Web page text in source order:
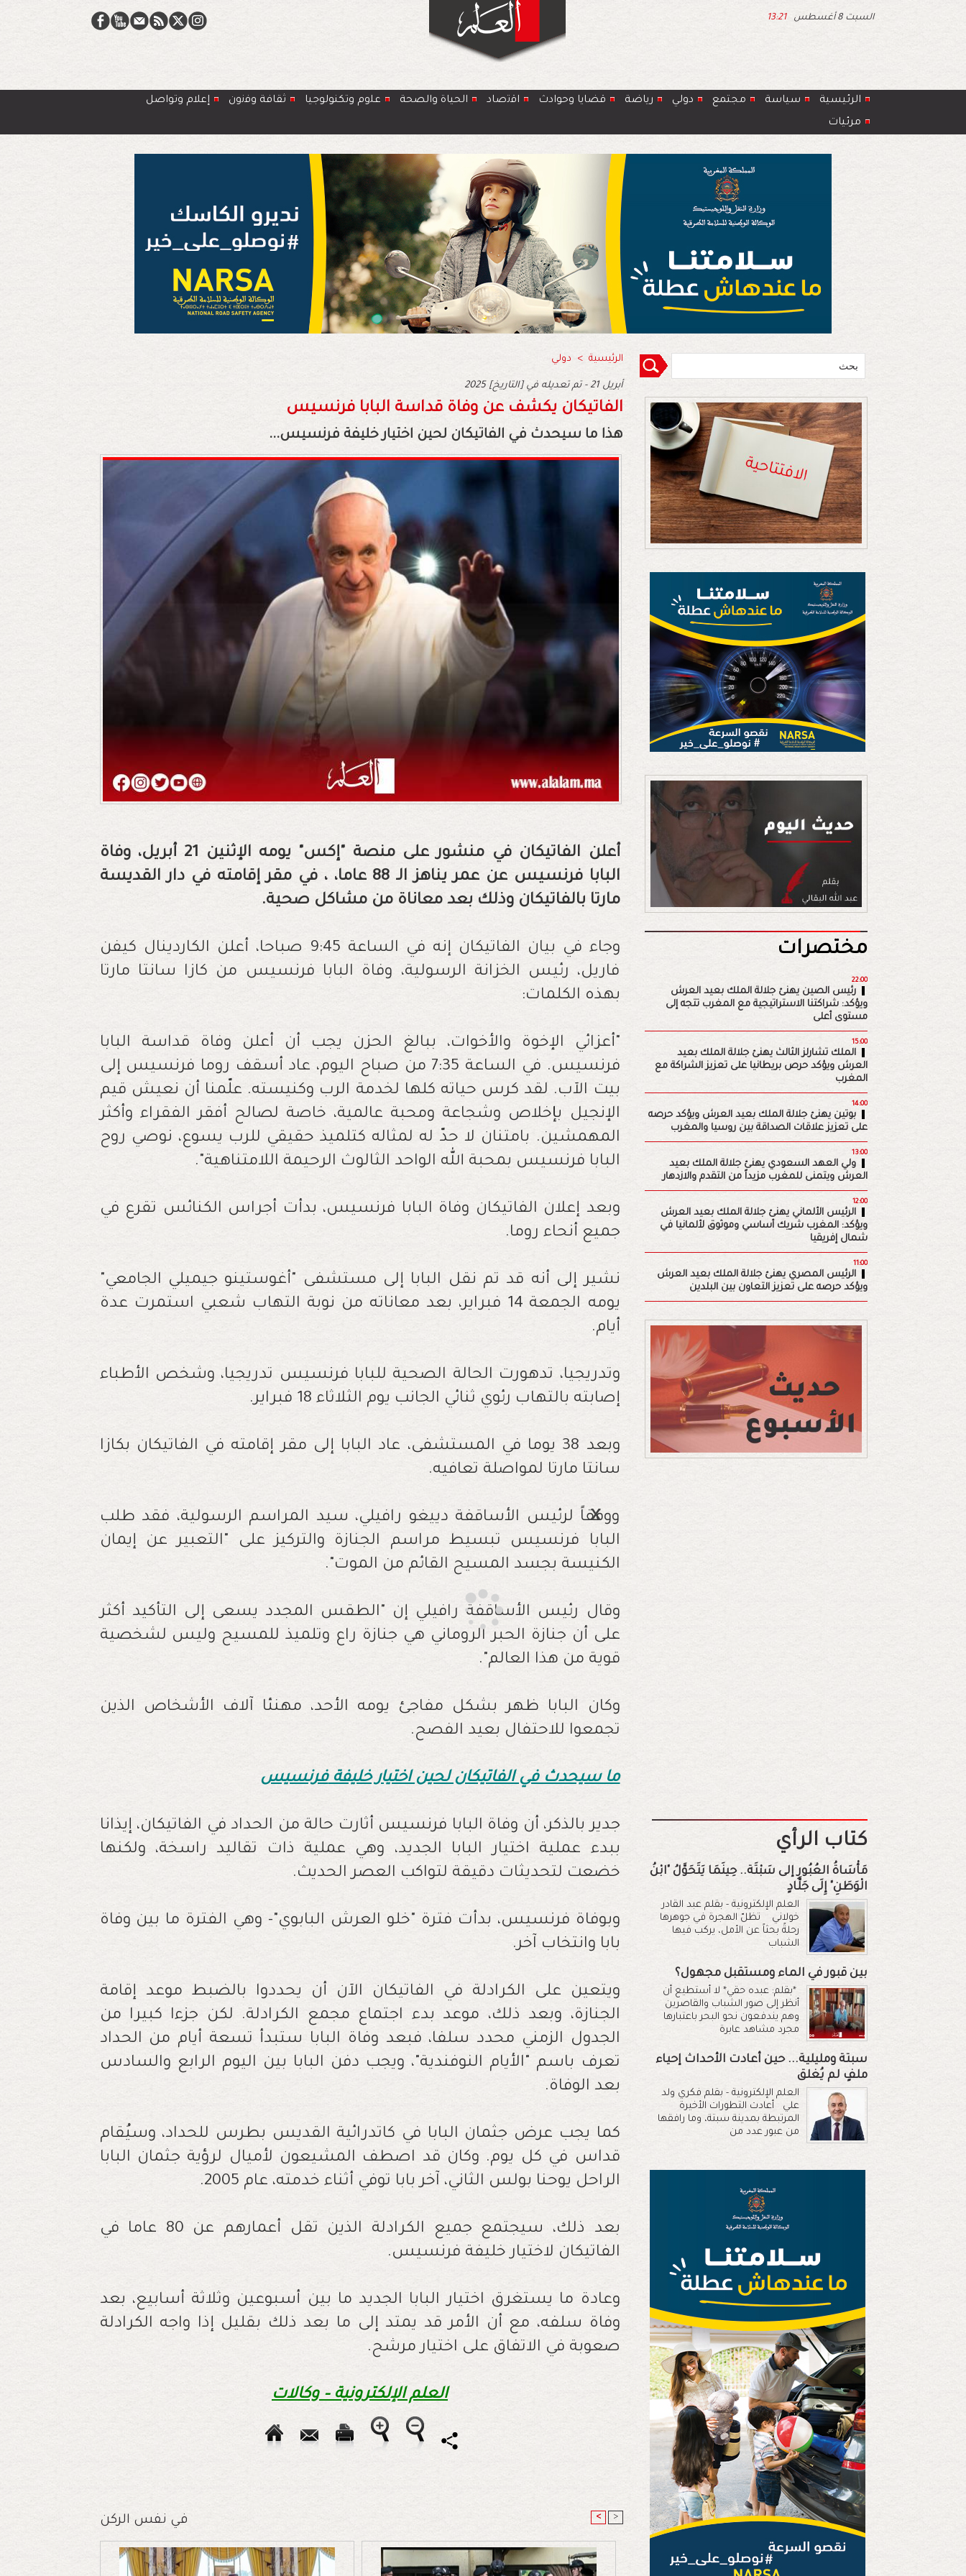
السبت 8 أغسطس 13:21
الرئيسية سياسة مجتمع دولي رياضة قضايا وحوادث اﻗﺗﺻﺎد الحياة والصحة ﻋﻠوم وتكنولوجيا ﺛﻘﺎﻓﺔ وﻓﻧون
إعلام وتواصل
مرئيات
الرئيسية > دولي
2025 أبريل 21 - تم تعديله في [التاريخ]
الفاتيكان يكشف عن وفاة قداسة البابا فرنسيس
هذا ما سيحدث في الفاتيكان لحين اختيار خليفة فرنسيس...
أعلن الفاتيكانفي منشور على منصة "إكس"
يومه الإثنين 21 أبريل، وفاة
البابا فرنسيس عن عمر يناهز الـ 88 عاما،
، في مقر إقامته في دار القديسة
مارتا بالفاتيكانوذلك بعد معاناة من مشاكل صحية.
وجاء في بيان الفاتيكان إنه في الساعة 9:45 صباحا، أعلن الكاردينال كيفن
فاريل، رئيس الخزانة الرسولية، وفاة البابا فرنسيس من كازا سانتا مارتا
بهذه الكلمات:
"أعزائي الإخوة والأخوات، ببالغ الحزن يجب أن أعلن وفاة قداسة البابا
فرنسيس. في الساعة 7:35 من صباح اليوم، عاد أسقف روما فرنسيس إلى
بيت الآب. لقد كرس حياته كلها لخدمة الرب وكنيسته. علّمنا أن نعيش قيم
الإنجيل بإخلاص وشجاعة ومحبة عالمية، خاصة لصالح أفقر الفقراء وأكثر
المهمشين. بامتنان لا حدّ له لمثاله كتلميذ حقيقي للرب يسوع، نوصي روح
البابا فرنسيس بمحبة الله الواحد الثالوث الرحيمة اللامتناهية".
وبعد إعلان الفاتيكان وفاة البابا فرنسيس، بدأت أجراس الكنائس تقرع في
جميع أنحاء روما.
نشير إلى أنه قد تم نقل البابا إلى مستشفى "أغوستينو جيميلي الجامعي"
يومه الجمعة 14 فبراير، بعد معاناته من نوبة التهاب شعبي استمرت عدة
أيام.
وتدريجيا، تدهورت الحالة الصحية للبابا فرنسيس تدريجيا، وشخص الأطباء
إصابته بالتهاب رئوي ثنائي الجانب يوم الثلاثاء 18 فبراير.
وبعد 38 يوما في المستشفى، عاد البابا إلى مقر إقامته في الفاتيكان بكازا
سانتا مارتا لمواصلة تعافيه.
ووفقاً لرئيس الأساقفة دييغو رافيلي، سيد المراسم الرسولية، فقد طلب
البابا فرنسيس تبسيط مراسم الجنازة والتركيز على "التعبير عن إيمان
الكنيسة بجسد المسيح القائم من الموت".
وقال رئيس الأساقفة رافيلي إن "الطقس المجدد يسعى إلى التأكيد أكثر
على أن جنازة الحبر الروماني هي جنازة راع وتلميذ للمسيح وليس لشخصية
قوية من هذا العالم".
وكان البابا ظهر بشكل مفاجئ يومه الأحد، مهنئا آلاف الأشخاص الذين
تجمعوا للاحتفال بعيد الفصح.
ما سيحدث في الفاتيكان لحين اختيار خليفةفرنسيس
جدير بالذكر، أن وفاة البابا فرنسيس أثارت حالة من الحداد في الفاتيكان، إيذانا
ببدء عملية اختيار البابا الجديد، وهي عملية ذات تقاليد راسخة، ولكنها
خضعت لتحديثات دقيقة لتواكب العصر الحديث.
وبوفاة فرنسيس، بدأت فترة "خلو العرش البابوي"- وهي الفترة ما بين وفاة
بابا وانتخاب آخر.
ويتعين على الكرادلة في الفاتيكان الآن أن يحددوا بالضبط موعد إقامة
الجنازة، وبعد ذلك، موعد بدء اجتماع مجمع الكرادلة. لكن جزءا كبيرا من
الجدول الزمني محدد سلفا، فبعد وفاة البابا ستبدأ تسعة أيام من الحداد
تعرف باسم "الأيام النوفندية"، ويجب دفن البابا بين اليوم الرابع والسادس
بعد الوفاة.
كما يجب عرض جثمان البابا في كاتدرائية القديس بطرس للحداد، وسيُقام
قداس في كل يوم. وكان قد اصطف المشيعون لأميال لرؤية جثمان البابا
الراحل يوحنا بولس الثاني، آخر بابا توفي أثناء خدمته، عام 2005.
بعد ذلك، سيجتمع جميع الكرادلة الذين تقل أعمارهم عن 80 عاما في
الفاتيكان لاختيار خليفة فرنسيس.
وعادة ما يستغرق اختيار البابا الجديد ما بين أسبوعين وثلاثة أسابيع، بعد
وفاة سلفه، مع أن الأمر قد يمتد إلى ما بعد ذلك بقليل إذا واجه الكرادلة
صعوبة في الاتفاق على اختيار مرشح.
العلم الإلكترونية – وكالات
في نفس الركن < >
مختصرات
22:00
رئيس الصين يهنئ جلالة الملك بعيد العرش
ويؤكد: شراكتنا الاستراتيجية مع المغرب تتجه إلى
مستوى أعلى
15:00
الملك تشارلز الثالث يهنئ جلالة الملك بعيد
العرش ويؤكد حرص بريطانيا على تعزيز الشراكة مع
المغرب
14:00
بوتين يهنئ جلالة الملك بعيد العرش ويؤكد حرصه
على تعزيز علاقات الصداقة بين روسيا والمغرب
13:00
ولي العهد السعودي يهنئ جلالة الملك بعيد
العرش ويتمنى للمغرب مزيداً من التقدم والازدهار
12:00
الرئيس الألماني يهنئ جلالة الملك بعيد العرش
ويؤكد: المغرب شريك أساسي وموثوق لألمانيا في
شمال إفريقيا
11:00
الرئيس المصري يهنئ جلالة الملك بعيد العرش
ويؤكد حرصه على تعزيز التعاون بين البلدين
كتاب الرأي
مَأْسَاةُ العُبُورِ إلى سَبْتَة.. حِينَمَا يَتَحَوَّلُ "ابْنُ
الْوَطَنِ" إِلَى جَلَّادٍ
العلم الإلكترونية - بقلم عبد القادر
خولاني تظلّ الهجرة في جوهرها
رحلةً بحثاً عن الأمل، يركب فيها
الشباب
بين قبور في الماء ومستقبل مجهول؟
*بقلم: عبده حقي* لا أستطيع أن
أنظر إلى صور الشباب والقاصرين
وهم يندفعون نحو البحر باعتبارها
مجرد مشاهد عابرة
سبتة ومليلية... حين أعادت الأحداث إحياء
ملفٍ لم يُغلق
العلم الإلكترونية - بقلم فكري ولد
علي أعادت التطورات الأخيرة
المرتبطة بمدينة سبتة، وما رافقها
من عبور عدد من